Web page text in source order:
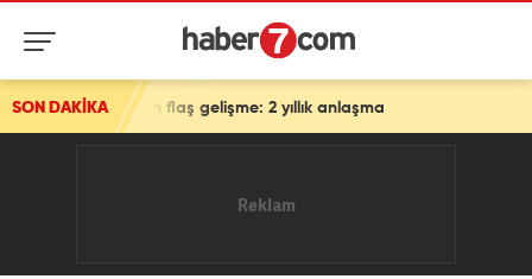
SON DAKİKA
için flaş gelişme: 2 yıllık anlaşma